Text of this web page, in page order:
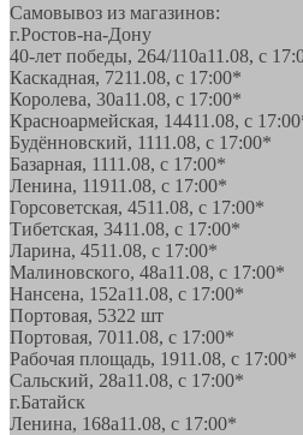
Самовывоз из магазинов:
г.Ростов-на-Дону
40-лет победы, 264/110а11.08, с
Каскадная, 7211.08, с 17:00*
Королева, 30а11.08, с 17:00*
Красноармейская, 14411.08, с
Будённовский, 1111.08, с 17:00*
Базарная, 1111.08, с 17:00*
Ленина, 11911.08, с 17:00*
Горсоветская, 4511.08, с 17:00*
Тибетская, 3411.08, с 17:00*
Ларина, 4511.08, с 17:00*
Малиновского, 48а11.08, с 17:00*
Нансена, 152а11.08, с 17:00*
Портовая, 5322 шт
Портовая, 7011.08, с 17:00*
Рабочая площадь, 1911.08, с 17:00*
Сальский, 28a11.08, с 17:00*
г.Батайск
Ленина, 168а11.08, с 17:00*